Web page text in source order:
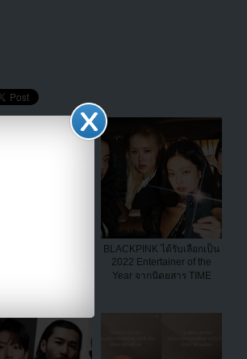
BLACKPINK ได้รับเลือกเป็น
2022 Entertainer of the
Year จากนิตยสาร TIME